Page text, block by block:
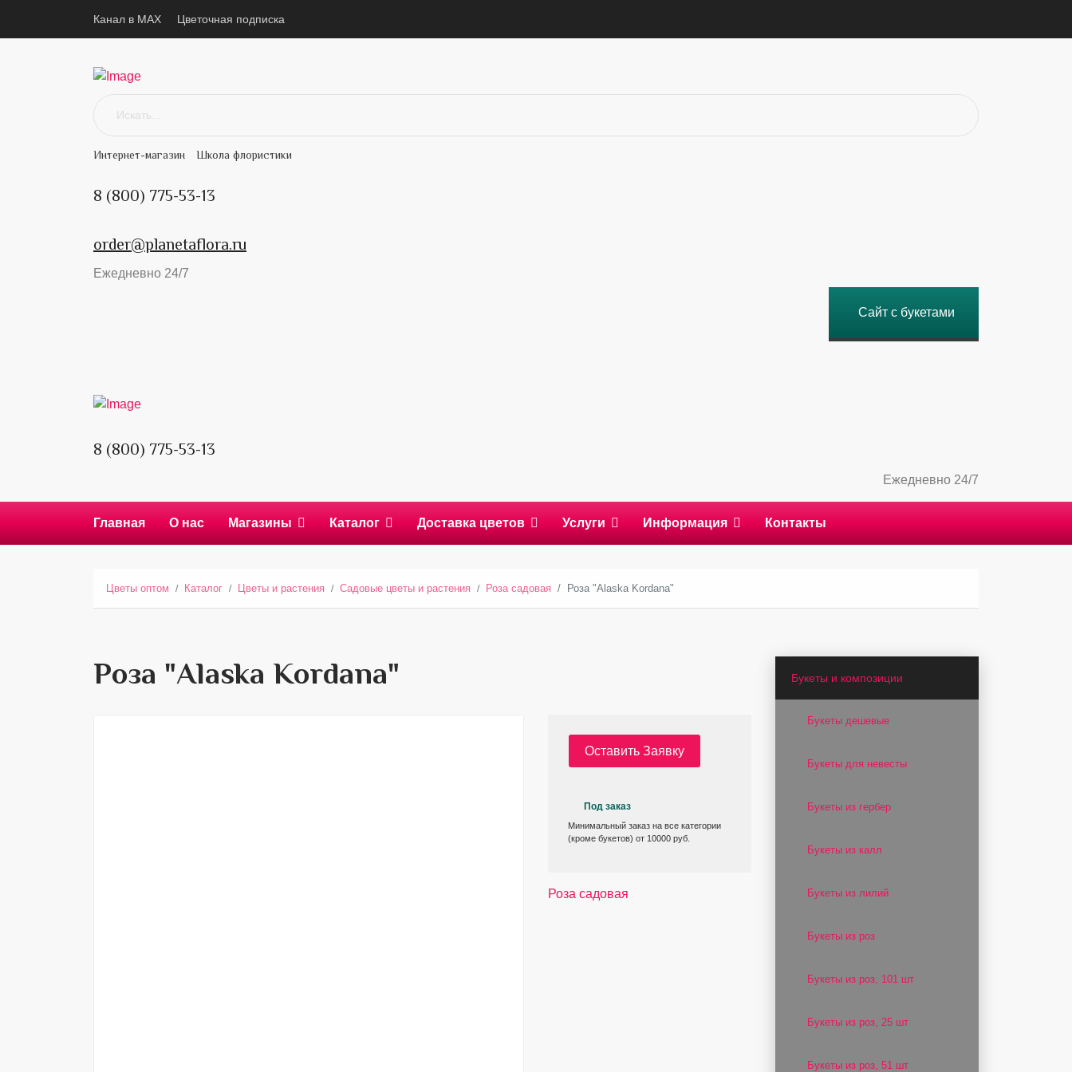
Канал в MAX Цветочная подписка
Интернет-магазин Школа флористики
8 (800) 775-53-13
order@planetaflora.ru
Ежедневно 24/7
Сайт с букетами
8 (800) 775-53-13
Ежедневно 24/7
Главная О нас Магазины Каталог Доставка цветов Услуги Информация Контакты
Цветы оптом Каталог Цветы и растения Садовые цветы и растения Роза садовая Роза "Alaska Kordana"
Роза "Alaska Kordana"
Оставить Заявку
Под заказ
Минимальный заказ на все категории
(кроме букетов) от 10000 руб.
Роза садовая
Букеты и композиции
Букеты дешевые
Букеты для невесты
Букеты из гербер
Букеты из калл
Букеты из лилий
Букеты из роз
Букеты из роз, 101 шт
Букеты из роз, 25 шт
Букеты из роз, 51 шт